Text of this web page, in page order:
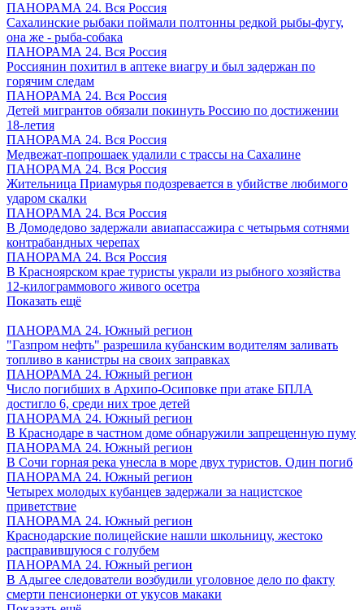
ПАНОРАМА 24. Вся Россия
Сахалинские рыбаки поймали полтонны редкой рыбы-фугу,
она же - рыба-собака
ПАНОРАМА 24. Вся Россия
Россиянин похитил в аптеке виагру и был задержан по
горячим следам
ПАНОРАМА 24. Вся Россия
Детей мигрантов обязали покинуть Россию по достижении
18-летия
ПАНОРАМА 24. Вся Россия
Медвежат-попрошаек удалили с трассы на Сахалине
ПАНОРАМА 24. Вся Россия
Жительница Приамурья подозревается в убийстве любимого
ударом скалки
ПАНОРАМА 24. Вся Россия
В Домодедово задержали авиапассажира с четырьмя сотнями
контрабандных черепах
ПАНОРАМА 24. Вся Россия
В Красноярском крае туристы украли из рыбного хозяйства
12-килограммового живого осетра
Показать ещё
ПАНОРАМА 24. Южный регион
"Газпром нефть" разрешила кубанским водителям заливать
топливо в канистры на своих заправках
ПАНОРАМА 24. Южный регион
Число погибших в Архипо-Осиповке при атаке БПЛА
достигло 6, среди них трое детей
ПАНОРАМА 24. Южный регион
В Краснодаре в частном доме обнаружили запрещенную пуму
ПАНОРАМА 24. Южный регион
В Сочи горная река унесла в море двух туристов. Один погиб
ПАНОРАМА 24. Южный регион
Четырех молодых кубанцев задержали за нацистское
приветствие
ПАНОРАМА 24. Южный регион
Краснодарские полицейские нашли школьницу, жестоко
расправившуюся с голубем
ПАНОРАМА 24. Южный регион
В Адыгее следователи возбудили уголовное дело по факту
смерти пенсионерки от укусов макаки